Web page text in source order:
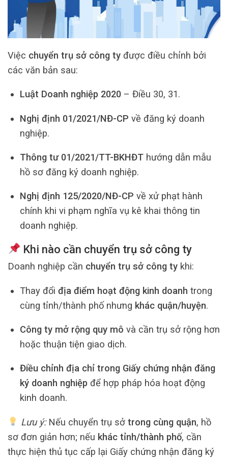
Việc chuyển trụ sở công ty được điều chỉnh bởi
các văn bản sau:
Luật Doanh nghiệp 2020– Điều 30, 31.
Nghị định 01/2021/NĐ-CP về đăng ký doanh
nghiệp.
Thông tư 01/2021/TT-BKHĐThướng dẫn mẫu
hồ sơ đăng ký doanh nghiệp.
Nghị định 125/2020/NĐ-CP về xử phạt hành
chính khi vi phạm nghĩa vụ kê khai thông tin
doanh nghiệp.
Khi nào cần chuyển trụ sở công ty
Doanh nghiệp cần chuyển trụ sở công ty khi:
Thay đổi địa điểm hoạt động kinh doanh trong
cùng tỉnh/thành phố nhưng khác quận/huyện.
Công ty mở rộng quy mô và cần trụ sở rộng hơn
hoặc thuận tiện giao dịch.
Điều chỉnh địa chỉ trong Giấy chứng nhận đăng
ký doanh nghiệp để hợp pháp hóa hoạt động
kinh doanh.
Lưu ý:Nếu chuyển trụ sở trong cùng quận, hồ
sơ đơn giản hơn; nếu khác tỉnh/thành phố, cần
thực hiện thủ tục cấp lại Giấy chứng nhận đăng ký